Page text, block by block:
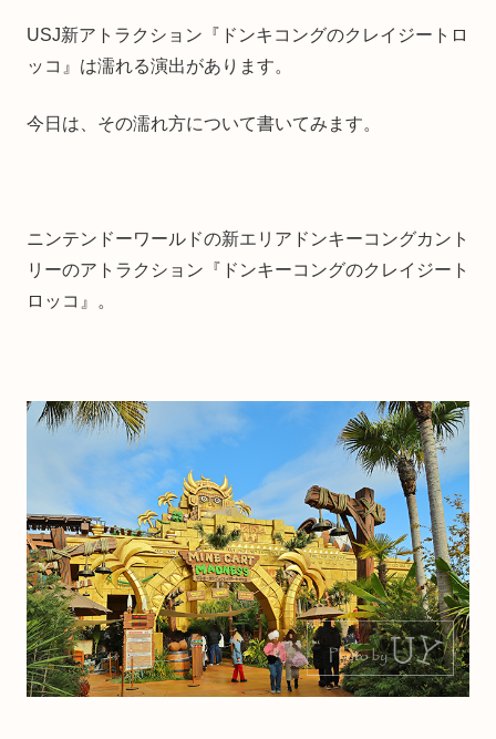
USJ新アトラクション『ドンキコングのクレイジートロ
ッコ』は濡れる演出があります。
今日は、その濡れ方について書いてみます。
ニンテンドーワールドの新エリアドンキーコングカント
リーのアトラクション『ドンキーコングのクレイジート
ロッコ』。